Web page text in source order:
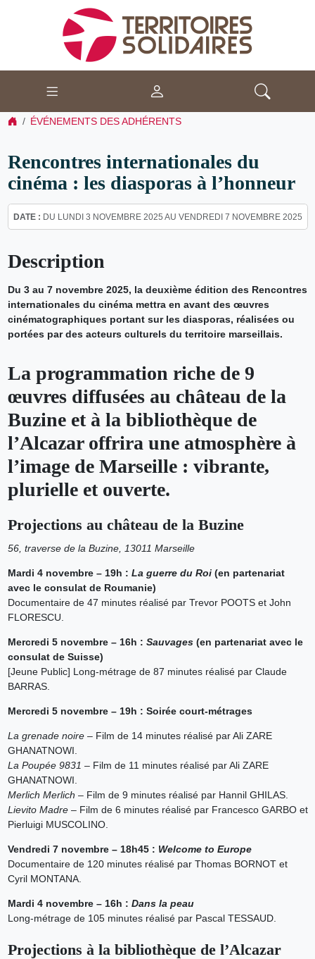
ÉVÉNEMENTS DES ADHÉRENTS
Rencontres internationales du
cinéma : les diasporas à l’honneur
DATE : DU LUNDI 3 NOVEMBRE 2025 AU VENDREDI 7 NOVEMBRE 2025
Description
Du 3 au 7 novembre 2025, la deuxième édition des Rencontres
internationales du cinéma mettra en avant des œuvres
cinématographiques portant sur les diasporas, réalisées ou
portées par des acteurs culturels du territoire marseillais.
La programmation riche de 9
œuvres diffusées au château de la
Buzine et à la bibliothèque de
l’Alcazar offrira une atmosphère à
l’image de Marseille : vibrante,
plurielle et ouverte.
Projections au château de la Buzine
56, traverse de la Buzine, 13011 Marseille
Mardi 4 novembre – 19h : La guerre du Roi(en partenariat
avec le consulat de Roumanie)
Documentaire de 47 minutes réalisé par Trevor POOTS et John
FLORESCU.
Mercredi 5 novembre – 16h : Sauvages(en partenariat avec le
consulat de Suisse)
[Jeune Public] Long-métrage de 87 minutes réalisé par Claude
BARRAS.
Mercredi 5 novembre – 19h : Soirée court-métrages
La grenade noire– Film de 14 minutes réalisé par Ali ZARE
GHANATNOWI.
La Poupée 9831 – Film de 11 minutes réalisé par Ali ZARE
GHANATNOWI.
Merlich Merlich – Film de 9 minutes réalisé par Hannil GHILAS.
Lievito Madre– Film de 6 minutes réalisé par Francesco GARBO et
Pierluigi MUSCOLINO.
Vendredi 7 novembre – 18h45 : Welcome to Europe
Documentaire de 120 minutes réalisé par Thomas BORNOT et
Cyril MONTANA.
Mardi 4 novembre – 16h : Dans la peau
Long-métrage de 105 minutes réalisé par Pascal TESSAUD.
Projections à la bibliothèque de l’Alcazar